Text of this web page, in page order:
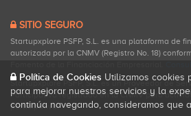
SITIO SEGURO
Startupxplore PSFP, S.L. es una plataforma de
autorizada por la CNMV (Registro No. 18)
Startupxplore PSFP, S.L. es un Proveedor de
Participativa registrado en la CNMV para
participativa.
Política de Cookies Utilizamos cookies
para mejorar nuestros servicios y la
continúa navegando, consideramos que